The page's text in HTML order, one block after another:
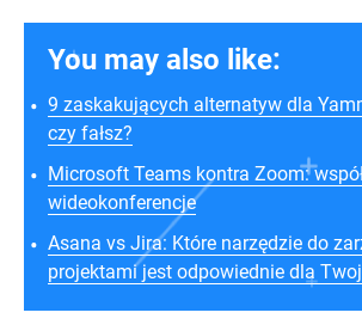
You may also like:
9 zaskakujących alternatyw dla
czy fałsz?
Microsoft Teams kontra Zoom:
wideokonferencje
Asana vs Jira: Które narzędzie do
projektami jest odpowiednie dla